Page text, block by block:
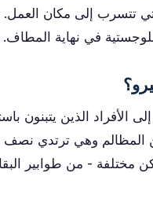
تتسرب إلى مكان
في نهاية المطاف.
إلى الأفراد الذين يتبنون
المظالم وهي ترتدي نصف
مختلفة - من طوابير